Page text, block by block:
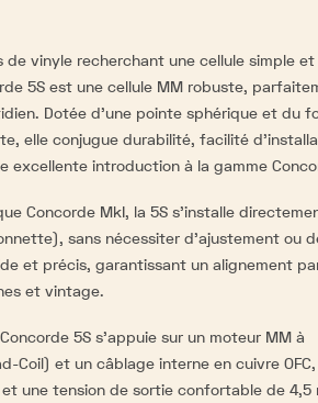
de vinyle recherchant une cellule simple et
5S est une cellule MM robuste,
Dotée d’une pointe sphérique et du
elle conjugue durabilité, facilité
excellente introduction à la gamme
Concorde MkI, la 5S s’installe
sans nécessiter d’ajustement ou
et précis, garantissant un alignement
et vintage.
5S s’appuie sur un moteur MM à
Coil) et un câblage interne en cuivre OFC,
une tension de sortie confortable de 4,5